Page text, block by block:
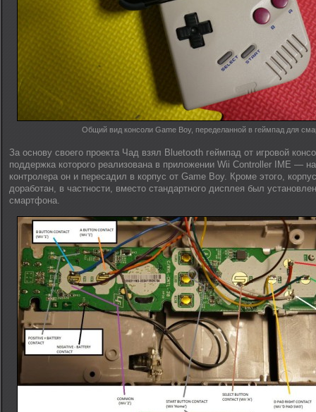
Общий вид консоли Game Boy, переделанной в геймпад для
За основу своего проекта Чад взял Bluetooth геймпад от игровой
поддержка которого реализована в приложении Wii Controller IME —
контролера он и пересадил в корпус от Game Boy. Кроме этого,
доработан, в частности, вместо стандартного дисплея был
смартфона.